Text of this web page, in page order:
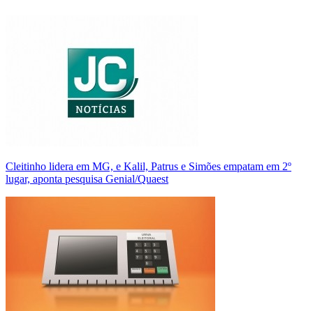
Cleitinho lidera em MG, e Kalil, Patrus e Simões empatam em 2º
lugar, aponta pesquisa Genial/Quaest